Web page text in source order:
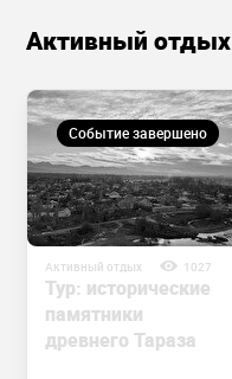
Активный отдых
Событие завершено
Активный отдых 1027
Тур: исторические
памятники
древнего Тараза